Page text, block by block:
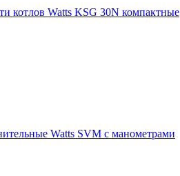
котлов Watts KSG 30N компактные
Watts SVM с манометрами